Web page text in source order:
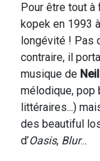
Pour être tout à
kopek en 1993
longévité ! Pas
contraire, il
musique de
mélodique, pop
littéraires...)
des beautiful
d’Oasis, Blur...